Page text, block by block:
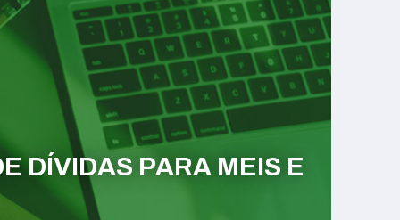
DÍVIDAS PARA MEIS E